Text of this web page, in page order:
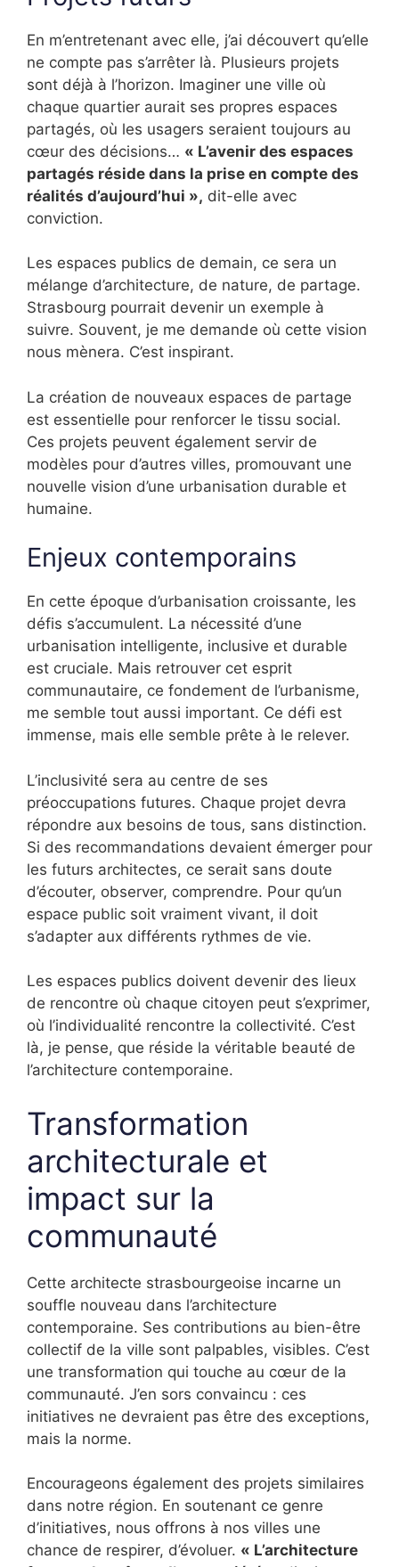
En m’entretenant avec elle, j’ai découvert qu’elle
ne compte pas s’arrêter là. Plusieurs projets
sont déjà à l’horizon. Imaginer une ville où
chaque quartier aurait ses propres espaces
partagés, où les usagers seraient toujours au
cœur des décisions… « L’avenir des espaces
partagés réside dans la prise en compte des
réalités d’aujourd’hui », dit-elle avec
conviction.
Les espaces publics de demain, ce sera un
mélange d’architecture, de nature, de partage.
Strasbourg pourrait devenir un exemple à
suivre. Souvent, je me demande où cette vision
nous mènera. C’est inspirant.
La création de nouveaux espaces de partage
est essentielle pour renforcer le tissu social.
Ces projets peuvent également servir de
modèles pour d’autres villes, promouvant une
nouvelle vision d’une urbanisation durable et
humaine.
Enjeux contemporains
En cette époque d’urbanisation croissante, les
défis s’accumulent. La nécessité d’une
urbanisation intelligente, inclusive et durable
est cruciale. Mais retrouver cet esprit
communautaire, ce fondement de l’urbanisme,
me semble tout aussi important. Ce défi est
immense, mais elle semble prête à le relever.
L’inclusivité sera au centre de ses
préoccupations futures. Chaque projet devra
répondre aux besoins de tous, sans distinction.
Si des recommandations devaient émerger pour
les futurs architectes, ce serait sans doute
d’écouter, observer, comprendre. Pour qu’un
espace public soit vraiment vivant, il doit
s’adapter aux différents rythmes de vie.
Les espaces publics doivent devenir des lieux
de rencontre où chaque citoyen peut s’exprimer,
où l’individualité rencontre la collectivité. C’est
là, je pense, que réside la véritable beauté de
l’architecture contemporaine.
Transformation
architecturale et
impact sur la
communauté
Cette architecte strasbourgeoise incarne un
souffle nouveau dans l’architecture
contemporaine. Ses contributions au bien-être
collectif de la ville sont palpables, visibles. C’est
une transformation qui touche au cœur de la
communauté. J’en sors convaincu : ces
initiatives ne devraient pas être des exceptions,
mais la norme.
Encourageons également des projets similaires
dans notre région. En soutenant ce genre
d’initiatives, nous offrons à nos villes une
chance de respirer, d’évoluer. « L’architecture